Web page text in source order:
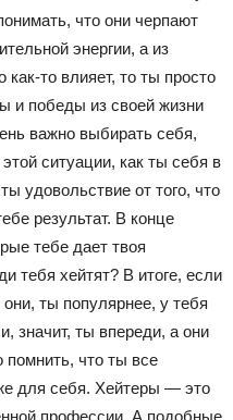
что они черпают
энергии, а из
то влияет, то ты просто
и победы из своей жизни
важно выбирать себя,
ситуации, как ты себя в
удовольствие от того, что
результат. В конце
тебе дает твоя
тебя хейтят? В итоге, если
ты популярнее, у тебя
значит, ты впереди, а они
что ты все
для себя. Хейтеры — это